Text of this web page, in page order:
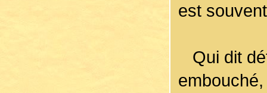
est
Qui dit